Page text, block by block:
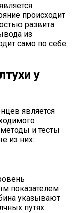
происходит
развита
из
само по себе
у
является
и тесты
из них:
показателем
указывают
путях.